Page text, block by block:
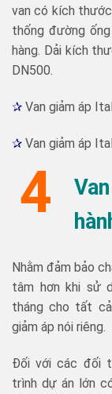
van có kích
thống đường
hàng. Dải kích
DN500.
✰ Van giảm áp
✰ Van giảm áp
4
Nhằm đảm bảo
tâm hơn khi sử
tháng cho tất
giảm áp nói riêng.
Đối với các đối
trình dự án lớn